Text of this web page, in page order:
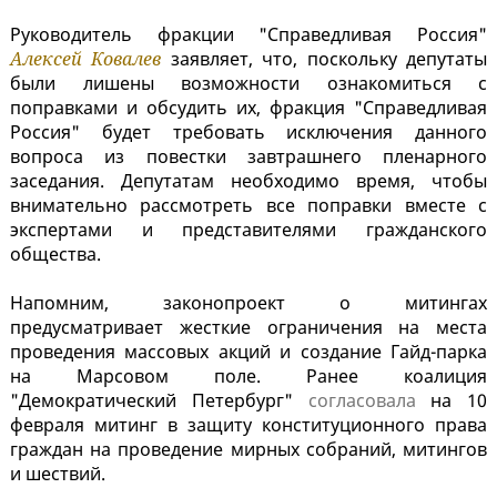
Руководитель фракции "Справедливая Россия"
Алексей Ковалев заявляет, что, поскольку депутаты
были лишены возможности ознакомиться с
поправками и обсудить их, фракция "Справедливая
Россия" будет требовать исключения данного
вопроса из повестки завтрашнего пленарного
заседания. Депутатам необходимо время, чтобы
внимательно рассмотреть все поправки вместе с
экспертами и представителями гражданского
общества.
Напомним, законопроект о митингах
предусматривает жесткие ограничения на места
проведения массовых акций и создание Гайд-парка
на Марсовом поле. Ранее коалиция
"Демократический Петербург" согласовала на 10
февраля митинг в защиту конституционного права
граждан на проведение мирных собраний, митингов
и шествий.